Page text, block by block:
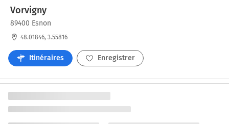
Vorvigny
89400 Esnon
48.01846, 3.55816
Itinéraires Enregistrer